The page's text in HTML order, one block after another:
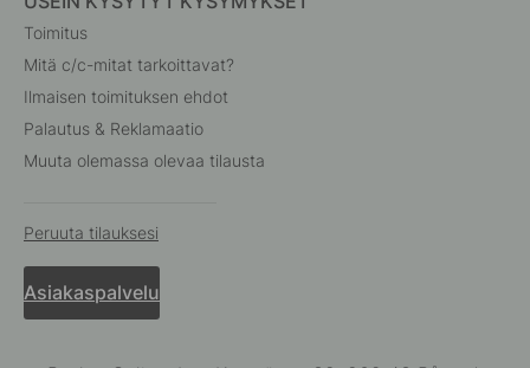
Toimitus
Mitä c/c-mitat tarkoittavat?
Ilmaisen toimituksen ehdot
Palautus & Reklamaatio
Muuta olemassa olevaa tilausta
Peruuta tilauksesi
Asiakaspalvelu